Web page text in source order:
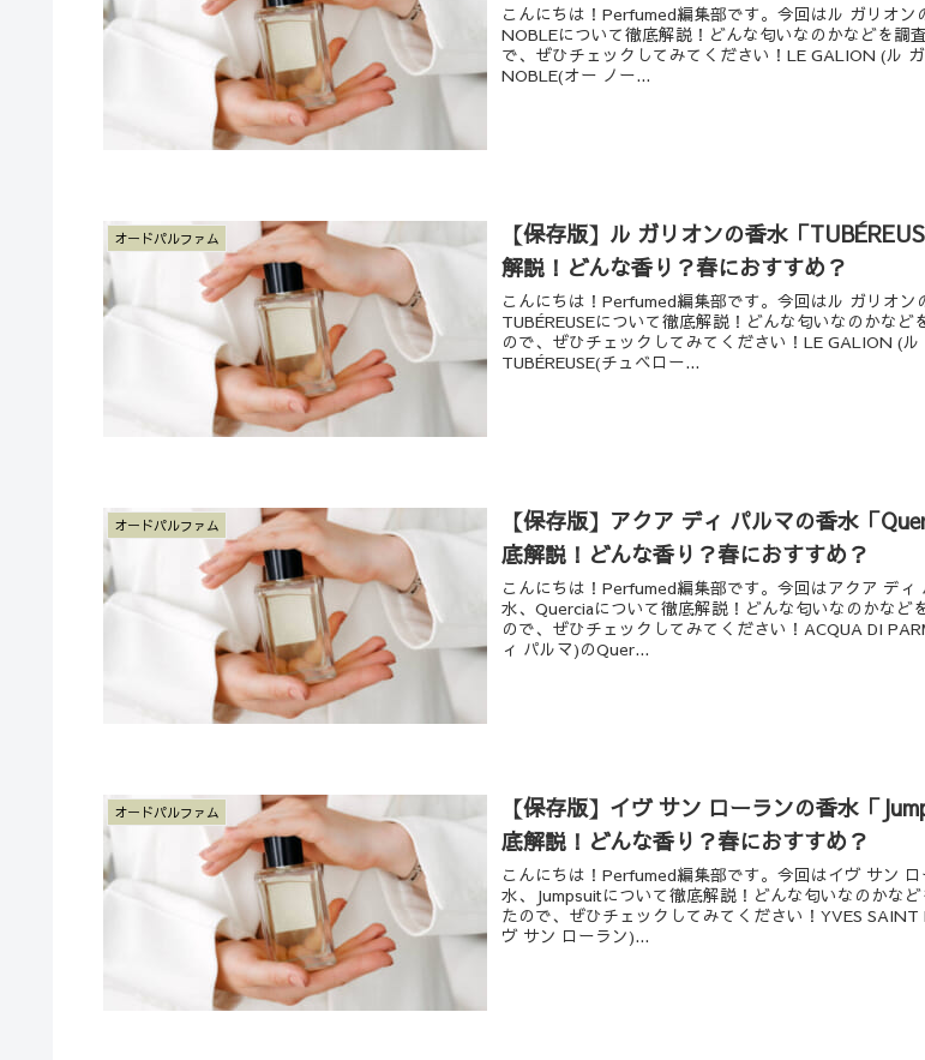
こんにちは！Perfumed編集部です。今回はル ガリオン
NOBLEについて徹底解説！どんな匂いなのかなどを調
で、ぜひチェックしてみてください！LE GALION (ル
NOBLE(オー ノー...
オードパルファム
【保存版】ル ガリオンの香水「
解説！どんな香り？春におすすめ？
こんにちは！Perfumed編集部です。今回はル ガリオン
TUBÉREUSEについて徹底解説！どんな匂いなのかなど
ので、ぜひチェックしてみてください！LE GALION (ル
TUBÉREUSE(チュベロー...
オードパルファム
【保存版】アクア ディ パルマの香水「
底解説！どんな香り？春におすすめ？
こんにちは！Perfumed編集部です。今回はアクア ディ
水、Querciaについて徹底解説！どんな匂いなのかなど
ので、ぜひチェックしてみてください！ACQUA DI
ィ パルマ)のQuer...
オードパルファム
【保存版】イヴ サン ローランの香水「
底解説！どんな香り？春におすすめ？
こんにちは！Perfumed編集部です。今回はイヴ サン
水、Jumpsuitについて徹底解説！どんな匂いなのかな
たので、ぜひチェックしてみてください！YVES SAINT
ヴ サン ローラン)...